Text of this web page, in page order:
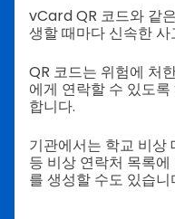
vCard QR 코드와 같
생할 때마다 신속한
QR 코드는 위험에 처
에게 연락할 수 있도
합니다.
기관에서는 학교 비상
등 비상 연락처 목록
를 생성할 수도 있습니